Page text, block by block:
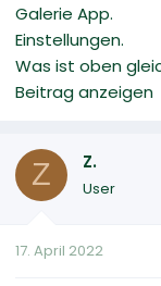
Galerie App.
Einstellungen.
Was ist oben
Beitrag anzeigen
Z Z.
User
17. April 2022